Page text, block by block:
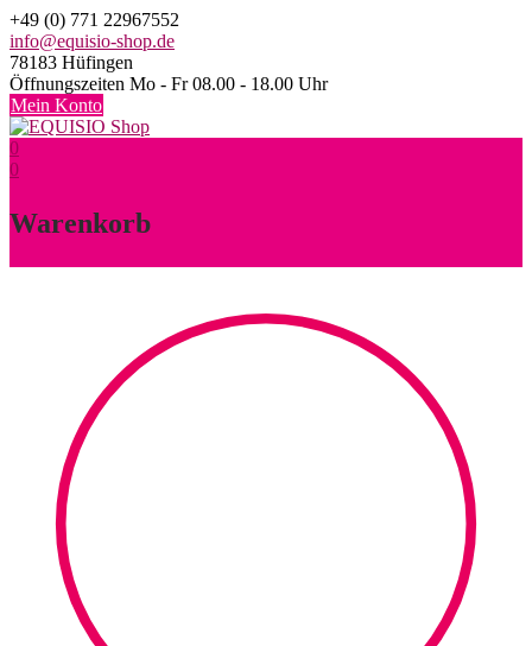
Skip
to
content
+49 (0) 771 22967552
info@equisio-shop.de
78183 Hüfingen
Öffnungszeiten Mo - Fr 08.00 - 18.00 Uhr
Mein Konto
0
0
Warenkorb